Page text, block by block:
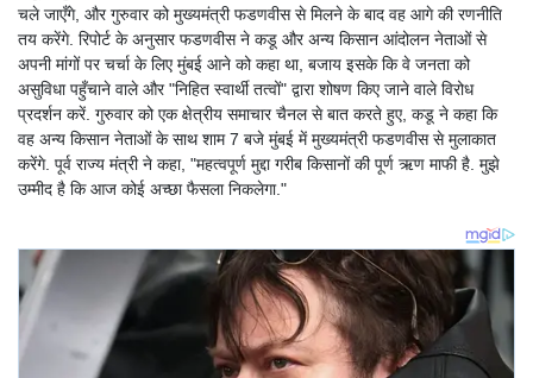
चले जाएँगे, और गुरुवार को मुख्यमंत्री फडणवीस से मिलने के बाद वह आगे की रणनीति
तय करेंगे. रिपोर्ट के अनुसार फडणवीस ने कडू और अन्य किसान आंदोलन नेताओं से
अपनी मांगों पर चर्चा के लिए मुंबई आने को कहा था, बजाय इसके कि वे जनता को
असुविधा पहुँचाने वाले और "निहित स्वार्थी तत्वों" द्वारा शोषण किए जाने वाले विरोध
प्रदर्शन करें. गुरुवार को एक क्षेत्रीय समाचार चैनल से बात करते हुए, कडू ने कहा कि
वह अन्य किसान नेताओं के साथ शाम 7 बजे मुंबई में मुख्यमंत्री फडणवीस से मुलाकात
करेंगे. पूर्व राज्य मंत्री ने कहा, "महत्वपूर्ण मुद्दा गरीब किसानों की पूर्ण ऋण माफी है. मुझे
उम्मीद है कि आज कोई अच्छा फैसला निकलेगा."